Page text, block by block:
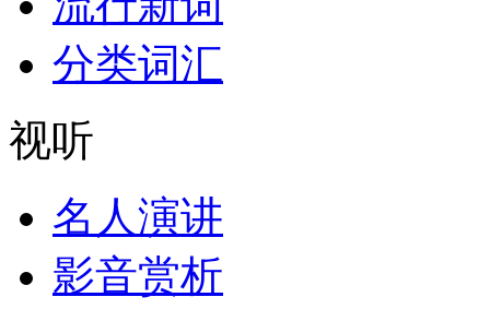
分类词汇
视听
名人演讲
影音赏析